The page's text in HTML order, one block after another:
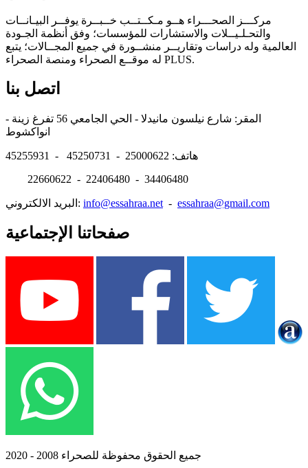
مركـــز الصحـــراء هــو مـكــتــب خــبــرة يوفــر البيـانــات
والتحـلـيــلات والاستشارات للمؤسسات؛ وفق أنظمة الجـودة
العالمية وله دراسات وتقاريــر منشــورة في جميع المجــالات؛ يتبع
له موقــع الصحراء ومنصة الصحراء PLUS.
اتصل بنا
المقر: شارع نيلسون مانيدلا - الحي الجامعي 56 تفرغ زينة -
هاتف: 25000622 - 45250731 - 45255931
22660622 - 22406480 - 34406480
البريد الالكتروني: info@essahraa.net - essahraa@gmail.com
صفحاتنا الإجتماعية
جميع الحقوق محفوظة للصحراء 2008 - 2020